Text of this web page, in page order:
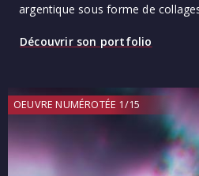
argentique sous forme de
Découvrir son portfolio
OEUVRE NUMÉROTÉE 1/15